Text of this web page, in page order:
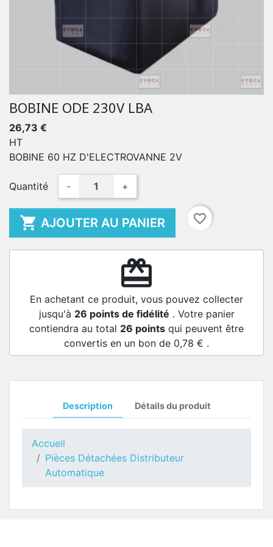
BOBINE ODE 230V LBA
26,73 €
HT
BOBINE 60 HZ D'ELECTROVANNE 2V
Quantité - +
 AJOUTER AU PANIER favorite_border
redeem
En achetant ce produit, vous pouvez collecter
jusqu'à 26 points de fidélité . Votre panier
contiendra au total 26 points qui peuvent être
convertis en un bon de 0,78 € .
Description Détails du produit
Accueil
Pièces Détachées Distributeur
Automatique